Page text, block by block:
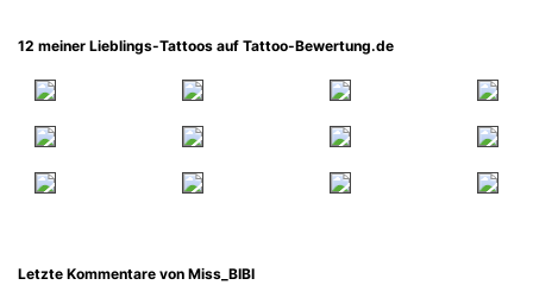
12 meiner Lieblings-Tattoos auf Tattoo-Bewertung.de
Letzte Kommentare von Miss_BIBI